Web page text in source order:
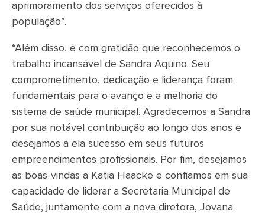
aprimoramento dos serviços oferecidos à
população”.
“Além disso, é com gratidão que reconhecemos o
trabalho incansável de Sandra Aquino. Seu
comprometimento, dedicação e liderança foram
fundamentais para o avanço e a melhoria do
sistema de saúde municipal. Agradecemos a Sandra
por sua notável contribuição ao longo dos anos e
desejamos a ela sucesso em seus futuros
empreendimentos profissionais. Por fim, desejamos
as boas-vindas a Katia Haacke e confiamos em sua
capacidade de liderar a Secretaria Municipal de
Saúde, juntamente com a nova diretora, Jovana